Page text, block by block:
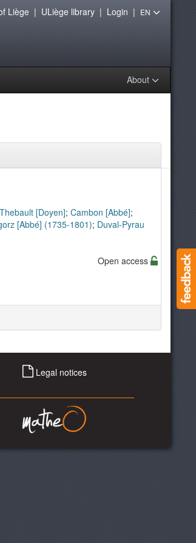
About
Liège| ULiège library| Login | EN
Thebault [Doyen]; Cambon [Abbé];
[Abbé] (1735-1801); Duval-Pyrau
Open access
Legal notices